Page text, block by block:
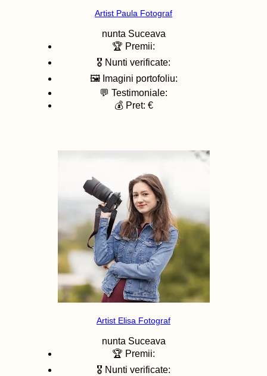
Artist Paula Fotograf
nunta Suceava
🏆 Premii:
🎖️ Nunti verificate:
🖼️ Imagini portofoliu:
💬 Testimoniale:
💰 Pret: €
Artist Elisa Fotograf
nunta Suceava
🏆 Premii:
🎖️ Nunti verificate: